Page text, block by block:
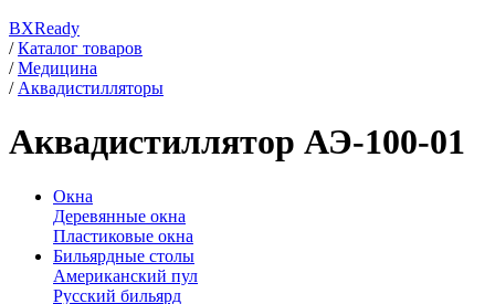
BXReady
/ Каталог товаров
/ Медицина
/ Аквадистилляторы
Аквадистиллятор АЭ-100-01
Окна
Деревянные окна
Пластиковые окна
Бильярдные столы
Американский пул
Русский бильярд